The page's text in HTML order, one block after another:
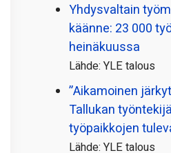
Yhdysvaltain
käänne: 23 000
heinäkuussa
Lähde: YLE talous
”Aikamoinen
Tallukan
työpaikkojen
Lähde: YLE talous